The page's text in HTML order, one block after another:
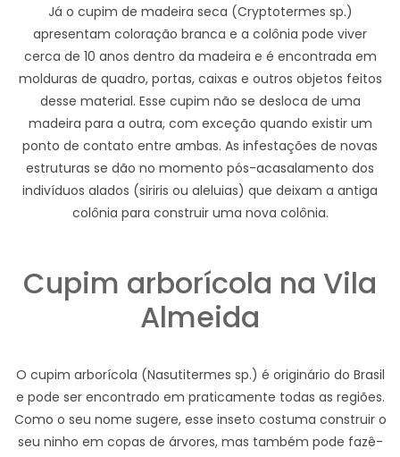
Já o cupim de madeira seca (Cryptotermes sp.)
apresentam coloração branca e a colônia pode viver
cerca de 10 anos dentro da madeira e é encontrada em
molduras de quadro, portas, caixas e outros objetos feitos
desse material. Esse cupim não se desloca de uma
madeira para a outra, com exceção quando existir um
ponto de contato entre ambas. As infestações de novas
estruturas se dão no momento pós-acasalamento dos
indivíduos alados (siriris ou aleluias) que deixam a antiga
colônia para construir uma nova colônia.
Cupim arborícola na Vila
Almeida
O cupim arborícola (Nasutitermes sp.) é originário do Brasil
e pode ser encontrado em praticamente todas as regiões.
Como o seu nome sugere, esse inseto costuma construir o
seu ninho em copas de árvores, mas também pode fazê-